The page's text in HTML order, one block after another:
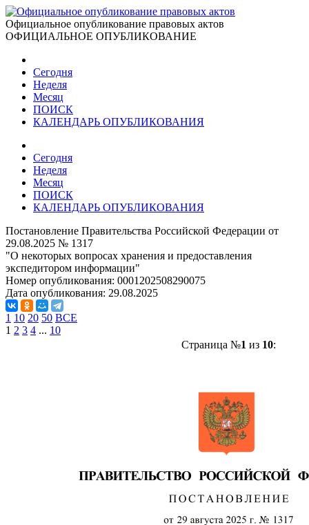
Официальное опубликование правовых актов
ОФИЦИАЛЬНОЕ ОПУБЛИКОВАНИЕ
Сегодня
Неделя
Месяц
ПОИСК
КАЛЕНДАРЬ ОПУБЛИКОВАНИЯ
Сегодня
Неделя
Месяц
ПОИСК
КАЛЕНДАРЬ ОПУБЛИКОВАНИЯ
Постановление Правительства Российской Федерации от
29.08.2025 № 1317
"О некоторых вопросах хранения и предоставления
экспедитором информации"
Номер опубликования: 0001202508290075
Дата опубликования: 29.08.2025
1 10 20 50 ВСЕ
1 2 3 4 ... 10
Страница №1 из 10: